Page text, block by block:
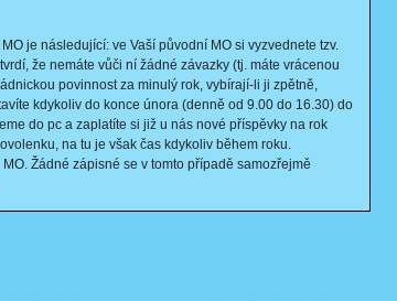
je následující: ve Vaší původní MO si vyzvednete tzv.
že nemáte vůči ní žádné závazky (tj. máte vrácenou
povinnost za minulý rok, vybírají-li ji zpětně,
kdykoliv do konce února (denně od 9.00 do 16.30) do
do pc a zaplatíte si již u nás nové příspěvky na rok
na tu je však čas kdykoliv během roku.
Žádné zápisné se v tomto případě samozřejmě